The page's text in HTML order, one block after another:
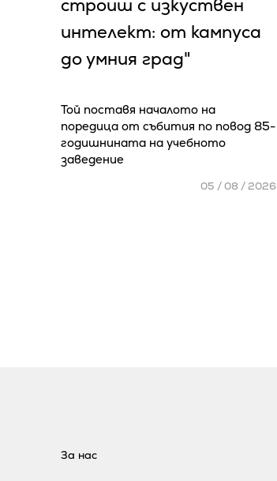
строиш с изкуствен
интелект: от кампуса
до умния град"
Той поставя началото на
поредица от събития по повод 85-
годишнината на учебното
заведение
05 / 08 / 2026
За нас